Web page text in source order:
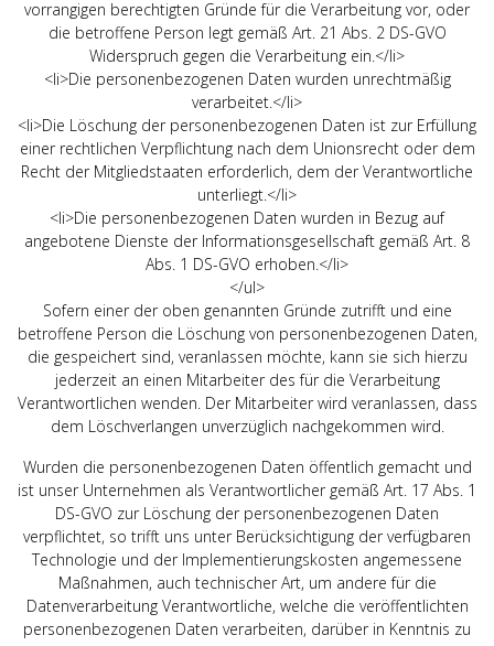
vorrangigen berechtigten Gründe für die Verarbeitung vor, oder
die betroffene Person legt gemäß Art. 21 Abs. 2 DS-GVO
Widerspruch gegen die Verarbeitung ein.</li>
<li>Die personenbezogenen Daten wurden unrechtmäßig
verarbeitet.</li>
<li>Die Löschung der personenbezogenen Daten ist zur Erfüllung
einer rechtlichen Verpflichtung nach dem Unionsrecht oder dem
Recht der Mitgliedstaaten erforderlich, dem der Verantwortliche
unterliegt.</li>
<li>Die personenbezogenen Daten wurden in Bezug auf
angebotene Dienste der Informationsgesellschaft gemäß Art. 8
Abs. 1 DS-GVO erhoben.</li>
</ul>
Sofern einer der oben genannten Gründe zutrifft und eine
betroffene Person die Löschung von personenbezogenen Daten,
die gespeichert sind, veranlassen möchte, kann sie sich hierzu
jederzeit an einen Mitarbeiter des für die Verarbeitung
Verantwortlichen wenden. Der Mitarbeiter wird veranlassen, dass
dem Löschverlangen unverzüglich nachgekommen wird.
Wurden die personenbezogenen Daten öffentlich gemacht und
ist unser Unternehmen als Verantwortlicher gemäß Art. 17 Abs. 1
DS-GVO zur Löschung der personenbezogenen Daten
verpflichtet, so trifft uns unter Berücksichtigung der verfügbaren
Technologie und der Implementierungskosten angemessene
Maßnahmen, auch technischer Art, um andere für die
Datenverarbeitung Verantwortliche, welche die veröffentlichten
personenbezogenen Daten verarbeiten, darüber in Kenntnis zu